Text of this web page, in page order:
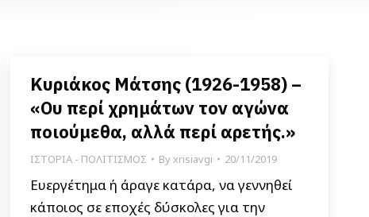
Κυριάκος Μάτσης (1926-1958) –
«Ου περί χρημάτων τον αγώνα
ποιούμεθα, αλλά περί αρετής.»
ΙΣΤΟΡΙΑ - ΠΟΛΙΤΙΣΜΟΣ Byxrisiavgi 20/11/2019
Ευεργέτημα ή άραγε κατάρα, να γεννηθεί
κάποιος σε εποχές δύσκολες για την